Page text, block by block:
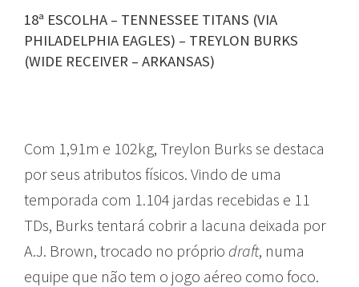
18ª ESCOLHA – TENNESSEE TITANS (VIA
PHILADELPHIA EAGLES) – TREYLON BURKS
(WIDE RECEIVER – ARKANSAS)
Com 1,91m e 102kg, Treylon Burks se destaca
por seus atributos físicos. Vindo de uma
temporada com 1.104 jardas recebidas e 11
TDs, Burks tentará cobrir a lacuna deixada por
A.J. Brown, trocado no próprio draft, numa
equipe que não tem o jogo aéreo como foco.